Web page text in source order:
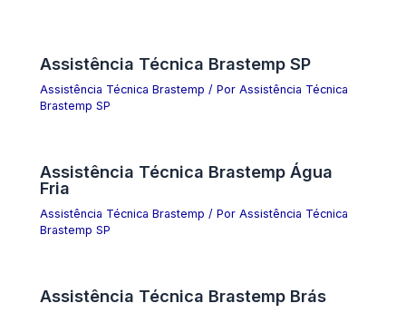
Assistência Técnica Brastemp SP
Assistência Técnica Brastemp / PorAssistência Técnica
Brastemp SP
Assistência Técnica Brastemp Água
Fria
Assistência Técnica Brastemp / PorAssistência Técnica
Brastemp SP
Assistência Técnica Brastemp Brás